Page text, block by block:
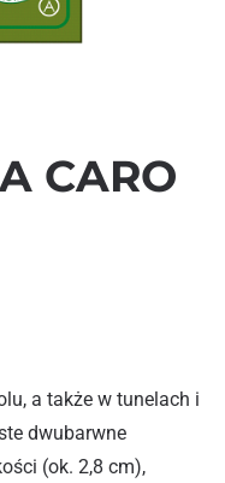
CARO
a także w tunelach i
dwubarwne
(ok. 2,8 cm),